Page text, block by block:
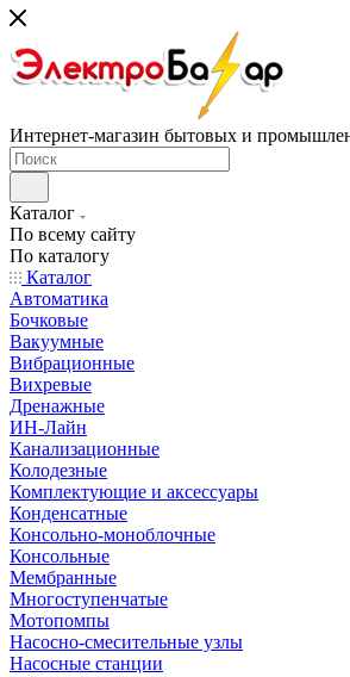
Интернет-магазин бытовых и
Каталог
По всему сайту
По каталогу
Каталог
Автоматика
Бочковые
Вакуумные
Вибрационные
Вихревые
Дренажные
ИН-Лайн
Канализационные
Колодезные
Комплектующие и аксессуары
Конденсатные
Консольно-моноблочные
Консольные
Мембранные
Многоступенчатые
Мотопомпы
Насосно-смесительные узлы
Насосные станции